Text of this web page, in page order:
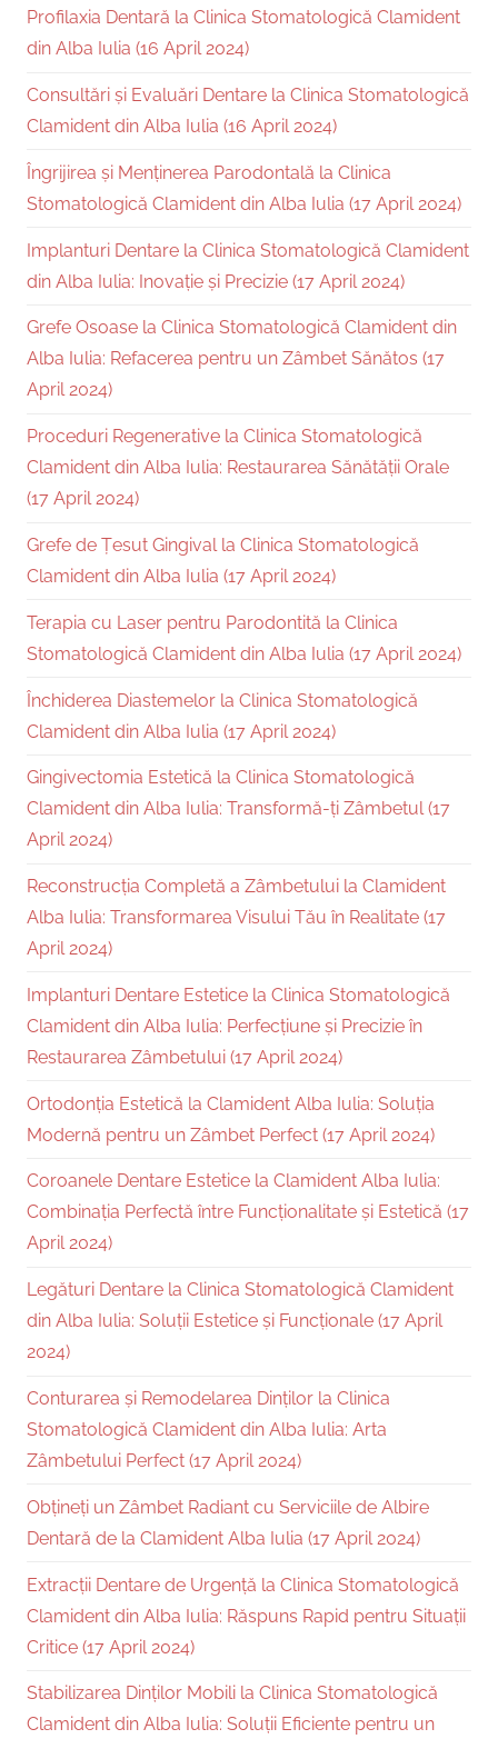
Profilaxia Dentară la Clinica Stomatologică Clamident
din Alba Iulia (16 April 2024)
Consultări și Evaluări Dentare la Clinica Stomatologică
Clamident din Alba Iulia (16 April 2024)
Îngrijirea și Menținerea Parodontală la Clinica
Stomatologică Clamident din Alba Iulia (17 April 2024)
Implanturi Dentare la Clinica Stomatologică Clamident
din Alba Iulia: Inovație și Precizie (17 April 2024)
Grefe Osoase la Clinica Stomatologică Clamident din
Alba Iulia: Refacerea pentru un Zâmbet Sănătos (17
April 2024)
Proceduri Regenerative la Clinica Stomatologică
Clamident din Alba Iulia: Restaurarea Sănătății Orale
(17 April 2024)
Grefe de Țesut Gingival la Clinica Stomatologică
Clamident din Alba Iulia (17 April 2024)
Terapia cu Laser pentru Parodontită la Clinica
Stomatologică Clamident din Alba Iulia (17 April 2024)
Închiderea Diastemelor la Clinica Stomatologică
Clamident din Alba Iulia (17 April 2024)
Gingivectomia Estetică la Clinica Stomatologică
Clamident din Alba Iulia: Transformă-ți Zâmbetul (17
April 2024)
Reconstrucția Completă a Zâmbetului la Clamident
Alba Iulia: Transformarea Visului Tău în Realitate (17
April 2024)
Implanturi Dentare Estetice la Clinica Stomatologică
Clamident din Alba Iulia: Perfecțiune și Precizie în
Restaurarea Zâmbetului (17 April 2024)
Ortodonția Estetică la Clamident Alba Iulia: Soluția
Modernă pentru un Zâmbet Perfect (17 April 2024)
Coroanele Dentare Estetice la Clamident Alba Iulia:
Combinația Perfectă între Funcționalitate și Estetică (17
April 2024)
Legături Dentare la Clinica Stomatologică Clamident
din Alba Iulia: Soluții Estetice și Funcționale (17 April
2024)
Conturarea și Remodelarea Dinților la Clinica
Stomatologică Clamident din Alba Iulia: Arta
Zâmbetului Perfect (17 April 2024)
Obțineți un Zâmbet Radiant cu Serviciile de Albire
Dentară de la Clamident Alba Iulia (17 April 2024)
Extracții Dentare de Urgență la Clinica Stomatologică
Clamident din Alba Iulia: Răspuns Rapid pentru Situații
Critice (17 April 2024)
Stabilizarea Dinților Mobili la Clinica Stomatologică
Clamident din Alba Iulia: Soluții Eficiente pentru un